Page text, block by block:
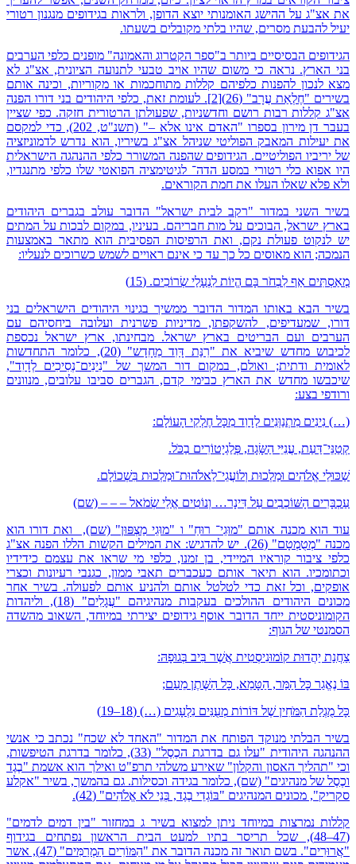
את אצ"ג על ההישג האומנותי יוצא הדופן, ולראות בגידופים מנגנון רטורי
יעיל להבעת מסרים, שהיו בלתי מקובלים בשעתו.
הגידופים הבסיסיים ביותר ב"ספר הקטרוג והאמונה" מופנים כלפי הערבים
בני הארץ. נראה כי משום שהיו אויב טבעי לתנועה הציונית, אצ"ג לא
מצא לנכון להפנות כלפיהם קללות מתוחכמות או מקוריות, וכינה אותם
בשירים "חֶלְאַת עֲרָב" (26)[2]. לעומת זאת, כלפי היהודים בני דורו הפנה
אצ"ג קללות רבות רושם וחדשניות, שפעולתן הרטורית חזקה. כפי שציין
בעבר דן מירון בספרו "האדם אינו אלא –" (תשנ"ט, 202), כדי למקסם
את יעילות המאבק הפוליטי שניהל אצ"ג בשיריו, הוא נדרש לדמוניזציה
של יריביו הפוליטיים. הגידופים שהפנה המשורר כלפי ההנהגה הישראלית
היו אפוא כלי רטורי במסע הדה־ לגיטימציה הפואטי שלו כלפי מתנגדיו,
ולא פלא שאלו העלו את חמת הקוראים.
בשיר השני במדור "רקב לבית ישראל" הדובר עולב בגברים היהודים
בארץ ישראל, הבוכים על מות חבריהם. בעיניו, במקום לבכות על המתים
יש לנקוט פעולת נקם, ואת הרפיסות הפסיבית הוא מתאר באמצעות
הנמכה; הוא מאוסים כל כך עד כי אינם ראויים לשמש כשרוכים לנעליו:
מְאַסְתִּים אַף לִבְחֹר בָּם הֱיוֹת לִנְעָלַי שְׂרוֹכִים. (15)
בשיר הבא באותו המדור הדובר ממשיך בגינוי היהודים הישראלים בני
דורו, שמעדיפים, להשקפתו, מדיניות פשרנית ועלובה ביחסיהם עם
הערבים ועם הבריטים בארץ ישראל. מבחינתו, ארץ ישראל נכספת
לכיבוש מחדש שיביא את "רִנַּת דָּוִד מֵחָדָש" (20), כלומר התחדשות
לאומית ודתית; ואולם, במקום דור המשך של "נִינִים־נְסִיכִים לְדָוִד",
שיכבשו מחדש את הארץ כבימי קדם, הגברים סביבו עלובים, מנוונים
ורודפי בצע:
(…) נִינִים מִתְנַוְּנִים לְדָוִד מִכָּל חֶלְקֵי הָעוֹלָם:
קְטַנֵּי־דַּעַת, עֲנִיֵּי הַשָּׂגָה, פְּלַגְיָטוֹרִים בַכֹּל.
שַׁכּוּלֵי אֱלֹהִים וּמַלְכוּת וְלוֹעֲגֵי־לֵאלֹהוּת־וּמַלְכוּת בִּשְׁכוֹלָם.
עַכְבָּרִים הָשּׁוֹכְבִים עַל דִּינָר… וְנוֹטִים אֱלֵי שְׂמֹאל – – – (שם)
עוד הוא מכנה אותם "מוּגֵי־ רוּחַ" ו "מוּגֵי מַצְפּוּן" (שם), ואת דורו הוא
מכנה "מְטֻמְטָם" (26). יש להדגיש: את המילים הקשות הללו הפנה אצ"ג
כלפי ציבור קוראיו המיידי, בן זמנו, כלפי מי שראו את עצמם כידידיו
וכתומכיו. הוא תיאר אותם כעכברים תאבי ממון, כגנבי רעיונות וכצרי
אופקים, וכל זאת כדי לטלטל אותם ולהניע אותם לפעולה. בשיר אחר
מכונים היהודים ההולכים בעקבות מנהיגיהם "עֲגָלִים" (18), וליהדות
הקומוניסטית ייחד הדובר אוסף גידופים יצירתי במיוחד, השאוב מהשדה
הסמנטי של הגוף:
צַחֲנַת יַהֲדוּת קוֹמוּנִיסְטִית אֲשֶׁר בִּיב בְּגוּפָהּ:
בּוֹ נֶאֱגַר כָּל הַמַּר, הַטָּמֵא, כָּל הַשֶּׁתֶן מֵעַם;
כָּל מֻגְלַת הַמֹּחִין שֶׁל דּוֹרוֹת מְעֻנִּים נִלְעָגִים (…) (18–19)
בשיר הבלתי מנוקד הפותח את המדור "האחד לא שכח" נכתב כי אנשי
ההנהגה היהודית "עלו גם בדרגת הכֶסֶל" (33), כלומר בדרגת הטיפשות,
וכי "תהליך האסון והקלון" שאירע משלהי תרפ"ט ואילך הוא אשמת "בֶגֶד
וכֶסֶל של מנהיגים" (שם), כלומר בגידה וכסילות. גם בהמשך, בשיר "אקלע
סקריק", מכונים המנהיגים "בּוֹגְדֵי בֶגֶד, בְּנֵי לֹא אֱלֹהִים" (42).
קללות נמרצות במיוחד ניתן למצוא בשיר ג במחזור "בין דמים לדמים"
(47–48), שכל תריסר בתיו למעט הבית הראשון נפתחים בגידוף
"אֲרוּרִים". בשם תואר זה מכנה הדובר את "הַמּוֹרִים הַמְרַמִּים" (47), אשר